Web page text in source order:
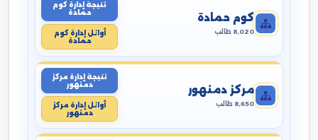
كوم حمادة
8,020 طالب
نتيجة إدارة كوم
حمادة
أوائل إدارة كوم
حمادة
مركز دمنهور
8,650 طالب
نتيجة إدارة مركز
دمنهور
أوائل إدارة مركز
دمنهور